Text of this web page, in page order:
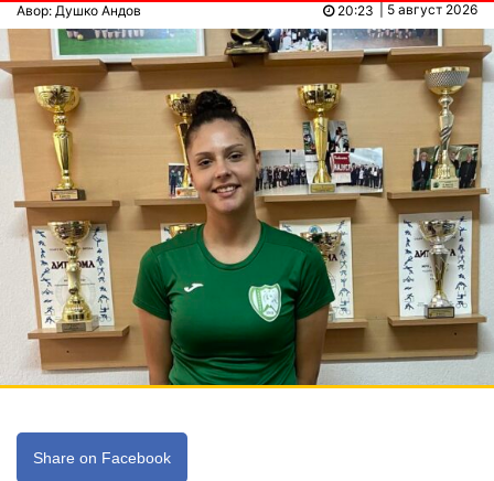
Авор: Душко Андов | 5 август 2026
20:23
Share on Facebook